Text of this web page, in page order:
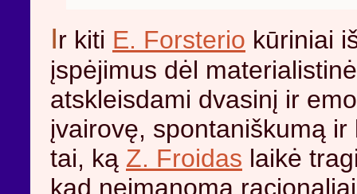
Ir kiti E. Forsterio kūriniai
įspėjimus dėl
atskleisdami dvasinį ir
įvairovę, spontaniškumą
tai, ką Z. Froidas laikė
kad neįmanoma